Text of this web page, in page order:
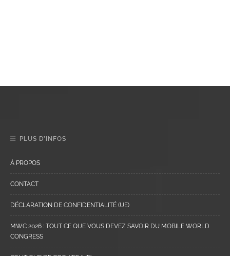
PLUS D’INFOS
À PROPOS
CONTACT
DÉCLARATION DE CONFIDENTIALITÉ (UE)
MWC 2026 : TOUT CE QUE VOUS DEVEZ SAVOIR DU MOBILE WORLD
CONGRESS